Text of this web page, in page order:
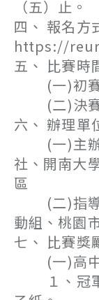
（五）止。
四、 報名方
https://
五、 比賽時
(一)初賽
(二)決賽
六、 辦理單
(一)主辦
社、開南大
區
(二)指導
動組、桃園
七、 比賽獎
(一)高中
１、冠軍